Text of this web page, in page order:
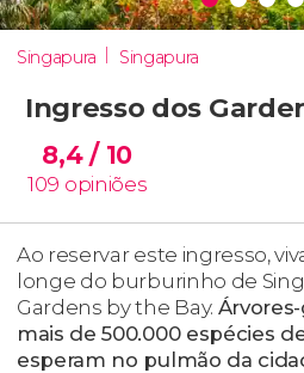
Singapura Singapura
Ingresso dos
8,4/ 10
109 opiniões
Ao reservar este ingresso,
longe do burburinho de
Gardens by the Bay.
mais de 500.000 espécies
esperam no pulmão da